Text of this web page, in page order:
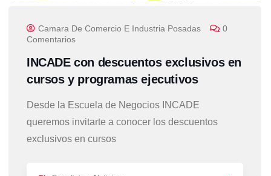
Camara De Comercio E Industria Posadas
0
Comentarios
INCADE con descuentos exclusivos en
cursos y programas ejecutivos
Desde la Escuela de Negocios INCADE
queremos invitarte a conocer los descuentos
exclusivos en cursos